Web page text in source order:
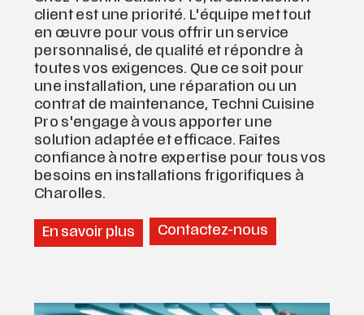
client est une priorité. L'équipe met tout
en œuvre pour vous offrir un service
personnalisé, de qualité et répondre à
toutes vos exigences. Que ce soit pour
une installation, une réparation ou un
contrat de maintenance, Techni Cuisine
Pro s'engage à vous apporter une
solution adaptée et efficace. Faites
confiance à notre expertise pour tous vos
besoins en installations frigorifiques à
Charolles.
En savoir plus Contactez-nous